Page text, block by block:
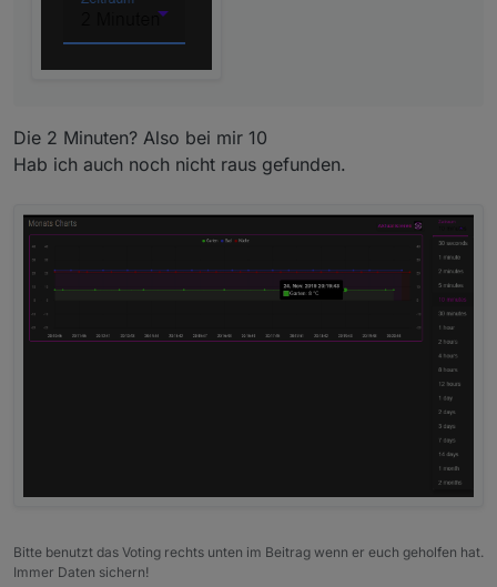
Die 2 Minuten? Also bei mir 10
Hab ich auch noch nicht raus gefunden.
Bitte benutzt das Voting rechts unten im Beitrag wenn er euch geholfen hat.
Immer Daten sichern!